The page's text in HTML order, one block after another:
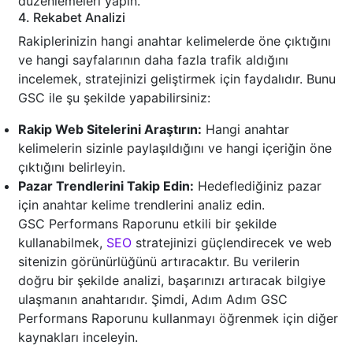
4. Rekabet Analizi
Rakiplerinizin hangi anahtar kelimelerde öne çıktığını
ve hangi sayfalarının daha fazla trafik aldığını
incelemek, stratejinizi geliştirmek için faydalıdır. Bunu
GSC ile şu şekilde yapabilirsiniz:
Rakip Web Sitelerini Araştırın: Hangi anahtar
kelimelerin sizinle paylaşıldığını ve hangi içeriğin öne
çıktığını belirleyin.
Pazar Trendlerini Takip Edin: Hedeflediğiniz pazar
için anahtar kelime trendlerini analiz edin.
GSC Performans Raporunu etkili bir şekilde
kullanabilmek, SEO stratejinizi güçlendirecek ve web
sitenizin görünürlüğünü artıracaktır. Bu verilerin
doğru bir şekilde analizi, başarınızı artıracak bilgiye
ulaşmanın anahtarıdır. Şimdi, Adım Adım GSC
Performans Raporunu kullanmayı öğrenmek için diğer
kaynakları inceleyin.